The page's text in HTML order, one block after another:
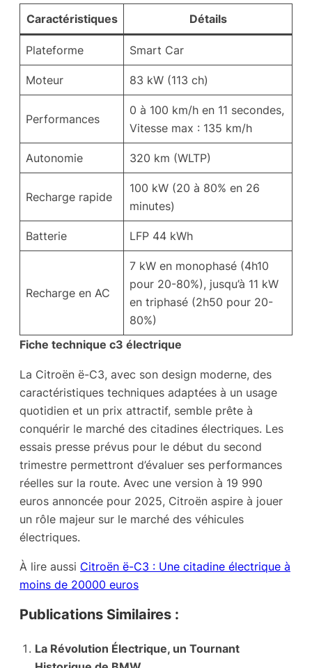
Caractéristiques Détails
Plateforme Smart Car
Moteur 83 kW (113 ch)
Performances
0 à 100 km/h en 11 secondes,
Vitesse max : 135 km/h
Autonomie 320 km (WLTP)
Recharge rapide
100 kW (20 à 80% en 26
minutes)
Batterie LFP 44 kWh
Recharge en AC
7 kW en monophasé (4h10
pour 20-80%), jusqu’à 11 kW
en triphasé (2h50 pour 20-
80%)
Fiche technique c3 électrique
La Citroën ë-C3, avec son design moderne, des
caractéristiques techniques adaptées à un usage
quotidien et un prix attractif, semble prête à
conquérir le marché des citadines électriques. Les
essais presse prévus pour le début du second
trimestre permettront d’évaluer ses performances
réelles sur la route. Avec une version à 19 990
euros annoncée pour 2025, Citroën aspire à jouer
un rôle majeur sur le marché des véhicules
électriques.
À lire aussi Citroën ë-C3 : Une citadine électrique à
moins de 20000 euros
Publications Similaires :
La Révolution Électrique, un Tournant